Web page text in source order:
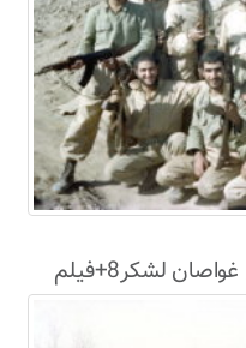
لشکر8+فیلم